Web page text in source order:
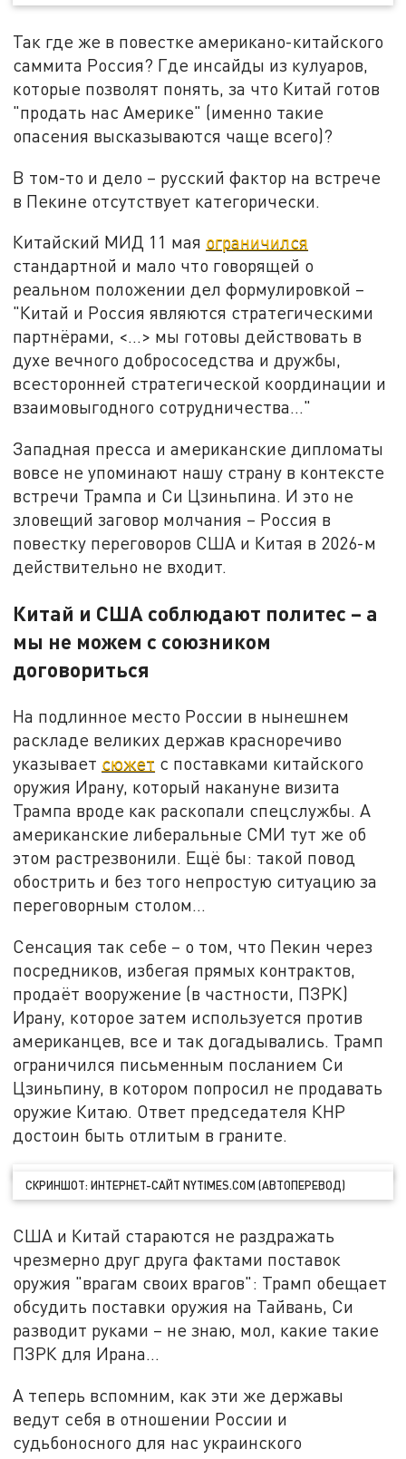
Так где же в повестке американо-китайского
саммита Россия? Где инсайды из кулуаров,
которые позволят понять, за что Китай готов
"продать нас Америке" (именно такие
опасения высказываются чаще всего)?
В том-то и дело – русский фактор на встрече
в Пекине отсутствует категорически.
Китайский МИД 11 мая ограничился
стандартной и мало что говорящей о
реальном положении дел формулировкой –
"Китай и Россия являются стратегическими
партнёрами, <…> мы готовы действовать в
духе вечного добрососедства и дружбы,
всесторонней стратегической координации и
взаимовыгодного сотрудничества…"
Западная пресса и американские дипломаты
вовсе не упоминают нашу страну в контексте
встречи Трампа и Си Цзиньпина. И это не
зловещий заговор молчания – Россия в
повестку переговоров США и Китая в 2026-м
действительно не входит.
Китай и США соблюдают политес – а
мы не можем с союзником
договориться
На подлинное место России в нынешнем
раскладе великих держав красноречиво
указывает сюжет с поставками китайского
оружия Ирану, который накануне визита
Трампа вроде как раскопали спецслужбы. А
американские либеральные СМИ тут же об
этом растрезвонили. Ещё бы: такой повод
обострить и без того непростую ситуацию за
переговорным столом…
Сенсация так себе – о том, что Пекин через
посредников, избегая прямых контрактов,
продаёт вооружение (в частности, ПЗРК)
Ирану, которое затем используется против
американцев, все и так догадывались. Трамп
ограничился письменным посланием Си
Цзиньпину, в котором попросил не продавать
оружие Китаю. Ответ председателя КНР
достоин быть отлитым в граните.
СКРИНШОТ: ИНТЕРНЕТ-САЙТ NYTIMES.COM (АВТОПЕРЕВОД)
США и Китай стараются не раздражать
чрезмерно друг друга фактами поставок
оружия "врагам своих врагов": Трамп обещает
обсудить поставки оружия на Тайвань, Си
разводит руками – не знаю, мол, какие такие
ПЗРК для Ирана…
А теперь вспомним, как эти же державы
ведут себя в отношении России и
судьбоносного для нас украинского